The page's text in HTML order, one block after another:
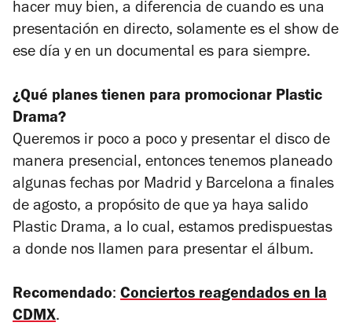
hacer muy bien, a diferencia de cuando es una
presentación en directo, solamente es el show de
ese día y en un documental es para siempre.
¿Qué planes tienen para promocionar Plastic
Drama?
Queremos ir poco a poco y presentar el disco de
manera presencial, entonces tenemos planeado
algunas fechas por Madrid y Barcelona a finales
de agosto, a propósito de que ya haya salido
Plastic Drama, a lo cual, estamos predispuestas
a donde nos llamen para presentar el álbum.
Recomendado: Conciertos reagendados en la
CDMX.